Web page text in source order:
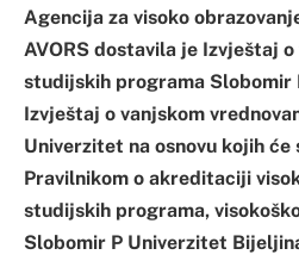
Agencija za visoko
AVORS dostavila je Izvještaj
studijskih programa Slobomir
Izvještaj o vanjskom
Univerzitet na osnovu kojih će
Pravilnikom o akreditaciji
studijskih programa,
Slobomir P Univerzitet